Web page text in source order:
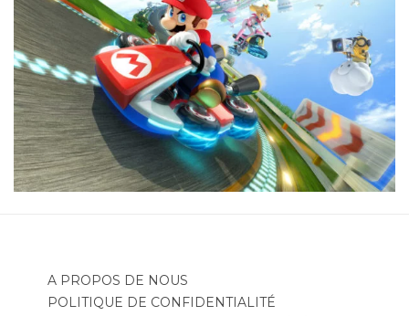
A PROPOS DE NOUS
POLITIQUE DE CONFIDENTIALITÉ